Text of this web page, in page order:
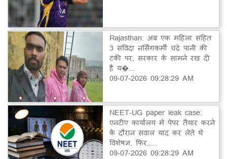
Rajasthan: अब एक महिला सहित
3 संविदा नर्सिंगकर्मी चढ़े पानी की
टंकी पर, सरकार के सामने रख दी
हैं य�...
09-07-2026 09:28:29 AM
NEET-UG paper leak case:
एनटीए कार्यालय में पेपर तैयार करने
के दौरान सवाल याद कर लेते थे
विशेषज्ञ, फिर…...
09-07-2026 09:28:29 AM